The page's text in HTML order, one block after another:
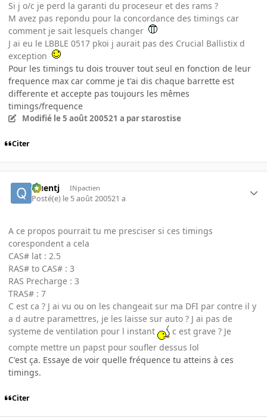
Si j o/c je perd la garanti du proceseur et des rams ?
M avez pas repondu pour la concordance des timings car
comment je sait lesquels changer
J ai eu le LBBLE 0517 pkoi j aurait pas des Crucial Ballistix d
exception
Pour les timings tu dois trouver tout seul en fonction de leur
frequence max car comme je t'ai dis chaque barrette est
differente et accepte pas toujours les mêmes
timings/frequence
Modifié le 5 août 200521 a par starostise
Citer
Quentj INpactien
Posté(e) le 5 août 200521 a
A ce propos pourrait tu me presciser si ces timings
corespondent a cela
CAS# lat : 2.5
RAS# to CAS# : 3
RAS Precharge : 3
TRAS# : 7
C est ca ? J ai vu ou on les changeait sur ma DFI par contre il y
a d autre paramettres, je les laisse sur auto ? J ai pas de
systeme de ventilation pour l instant
c est grave ? Je
compte mettre un papst pour soufler dessus lol
C'est ça. Essaye de voir quelle fréquence tu atteins à ces
timings.
Citer